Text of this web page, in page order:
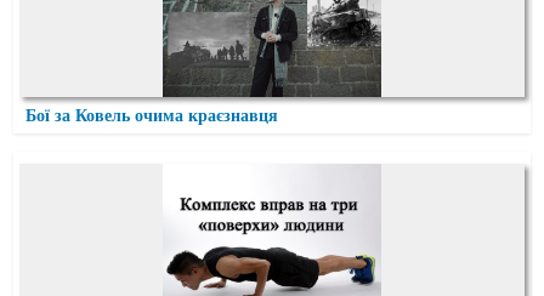
Бої за Ковель очима краєзнавця